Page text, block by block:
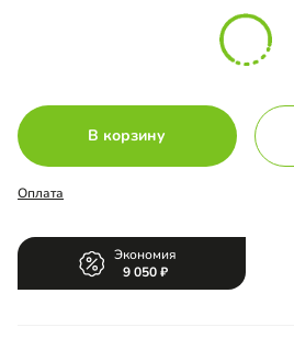
В корзину
Оплата
Экономия
9 050